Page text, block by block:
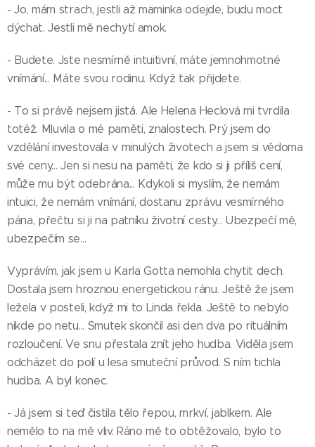
- Jo, mám strach, jestli až maminka odejde, budu moct
dýchat. Jestli mě nechytí amok.
- Budete. Jste nesmírně intuitivní, máte jemnohmotné
vnímání... Máte svou rodinu. Když tak přijdete.
- To si právě nejsem jistá. Ale Helena Heclová mi tvrdila
totéž. Mluvila o mé paměti, znalostech. Prý jsem do
vzdělání investovala v minulých životech a jsem si vědoma
své ceny... Jen si nesu na paměti, že kdo si ji příliš cení,
může mu být odebrána... Kdykoli si myslím, že nemám
intuici, že nemám vnímání, dostanu zprávu vesmírného
pána, přečtu si ji na patníku životní cesty... Ubezpečí mě,
ubezpečím se...
Vyprávím, jak jsem u Karla Gotta nemohla chytit dech.
Dostala jsem hroznou energetickou ránu. Ještě že jsem
ležela v posteli, když mi to Linda řekla. Ještě to nebylo
nikde po netu... Smutek skončil asi den dva po rituálním
rozloučení. Ve snu přestala znít jeho hudba. Viděla jsem
odcházet do polí u lesa smuteční průvod. S ním tichla
hudba. A byl konec.
- Já jsem si teď čistila tělo řepou, mrkví, jablkem. Ale
nemělo to na mě vliv. Ráno mě to obtěžovalo, bylo to